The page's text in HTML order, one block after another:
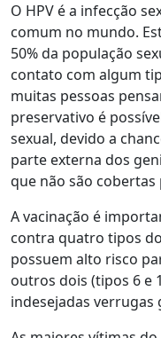
O HPV é a infecção
comum no mundo.
50% da população
contato com algum
muitas pessoas
preservativo é
sexual, devido a
parte externa dos
que não são cobertas
A vacinação é
contra quatro tipos
possuem alto risco
outros dois (tipos 6 e
indesejadas verrugas